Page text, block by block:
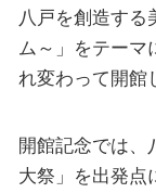
八戸を創造する
ム～」をテーマ
れ変わって開館
開館記念では、
大祭」を出発点